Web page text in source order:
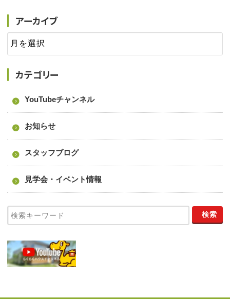
アーカイブ
カテゴリー
YouTubeチャンネル
お知らせ
スタッフブログ
見学会・イベント情報